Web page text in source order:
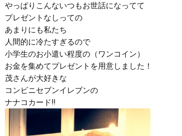
やっぱりこんないつもお世話になってて
プレゼントなしっての
あまりにも私たち
人間的に冷たすぎるので
小学生のお小遣い程度の（ワンコイン）
お金を集めてプレゼントを用意しました！
茂さんが大好きな
コンビニセブンイレブンの
ナナコカード‼︎